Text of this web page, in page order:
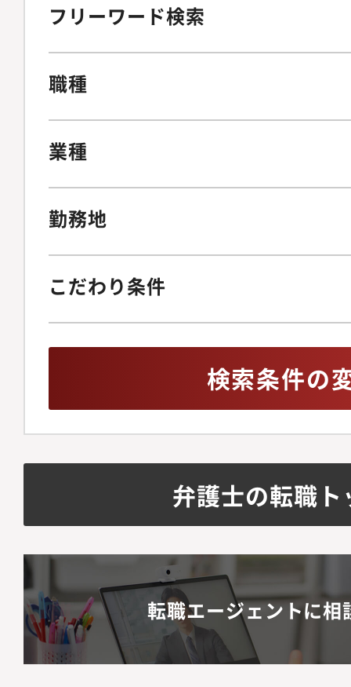
フリーワード検索
職種
業種
勤務地
こだわり条件
検索条件の
弁護士の転職ト
転職エージェントに相